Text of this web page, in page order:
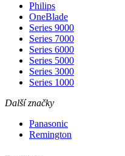
Philips
OneBlade
Series 9000
Series 7000
Series 6000
Series 5000
Series 3000
Series 1000
Další značky
Panasonic
Remington